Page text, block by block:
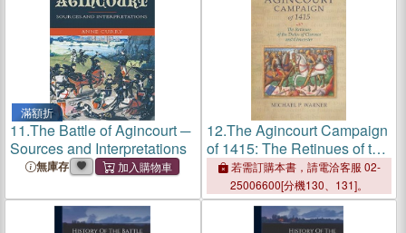
滿額折
11.The Battle of Agincourt ─
Sources and Interpretations
無庫存
12.The Agincourt Campaign
of 1415: The Retinues of the
Dukes of Clarence and
Gloucester
若需訂購本書，請電洽客服 02-
25006600[分機130、131]。